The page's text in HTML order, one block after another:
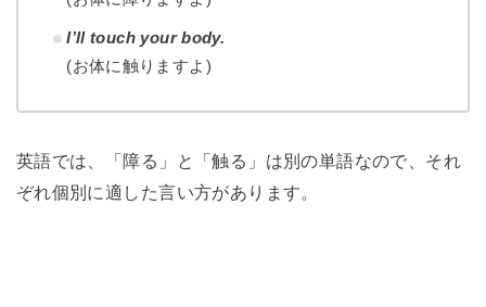
I’ll touch your body.
(お体に触りますよ)
英語では、「障る」と「触る」は別の単語なので、それ
ぞれ個別に適した言い方があります。